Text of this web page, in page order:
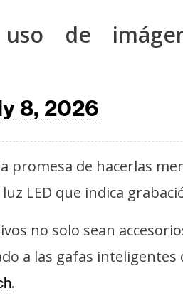
de
8, 2026
promesa de hacerlas
LED que indica
no solo sean
a las gafas inteligentes
.